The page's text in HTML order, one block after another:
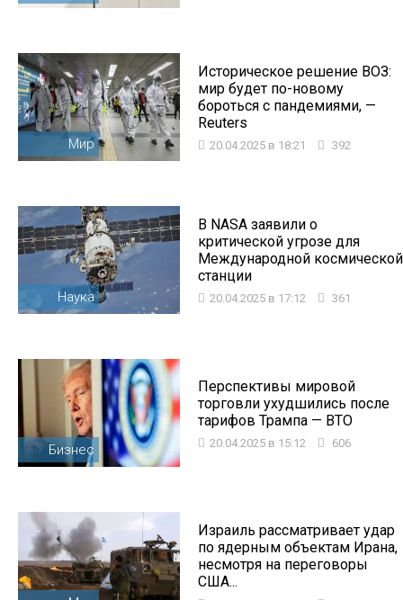
Мир
Историческое решение ВОЗ:
мир будет по-новому
бороться с пандемиями, —
Reuters
20.04.2025 в 18:21 392
Наука
В NASA заявили о
критической угрозе для
Международной космической
станции
20.04.2025 в 17:12 361
Бизнес
Перспективы мировой
торговли ухудшились после
тарифов Трампа — ВТО
20.04.2025 в 15:12 606
Израиль рассматривает удар
по ядерным объектам Ирана,
несмотря на переговоры
США...